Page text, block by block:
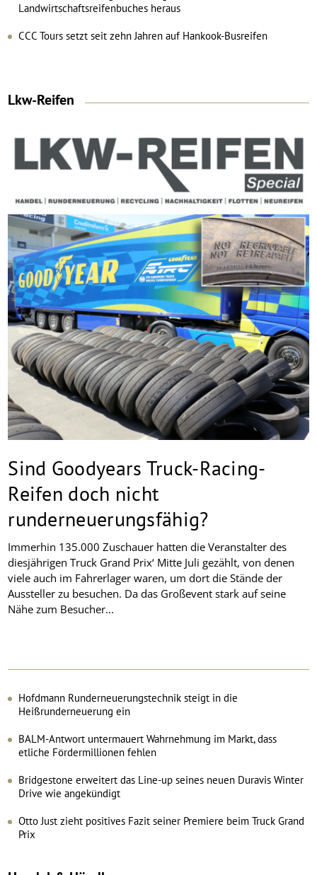
Landwirtschaftsreifenbuches heraus
CCC Tours setzt seit zehn Jahren auf Hankook-Busreifen
Lkw-Reifen
Sind Goodyears Truck-Racing-
Reifen doch nicht
runderneuerungsfähig?
Immerhin 135.000 Zuschauer hatten die Veranstalter des
diesjährigen Truck Grand Prix‘ Mitte Juli gezählt, von denen
viele auch im Fahrerlager waren, um dort die Stände der
Aussteller zu besuchen. Da das Großevent stark auf seine
Nähe zum Besucher...
Hofdmann Runderneuerungstechnik steigt in die
Heißrunderneuerung ein
BALM-Antwort untermauert Wahrnehmung im Markt, dass
etliche Fördermillionen fehlen
Bridgestone erweitert das Line-up seines neuen Duravis Winter
Drive wie angekündigt
Otto Just zieht positives Fazit seiner Premiere beim Truck Grand
Prix